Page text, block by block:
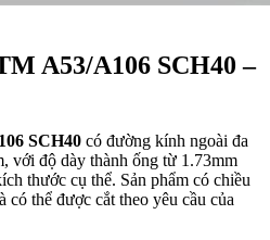
A53/A106 SCH40 –
SCH40 có đường kính ngoài đa
với độ dày thành ống từ 1.73mm
thước cụ thể. Sản phẩm có chiều
có thể được cắt theo yêu cầu của